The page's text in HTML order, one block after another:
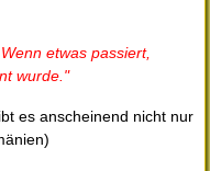
etwas passiert,
wurde."
es anscheinend nicht nur